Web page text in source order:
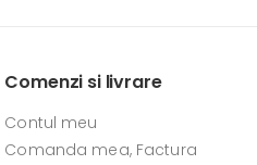
Comenzi si livrare
Contul meu
Comanda mea, Factura